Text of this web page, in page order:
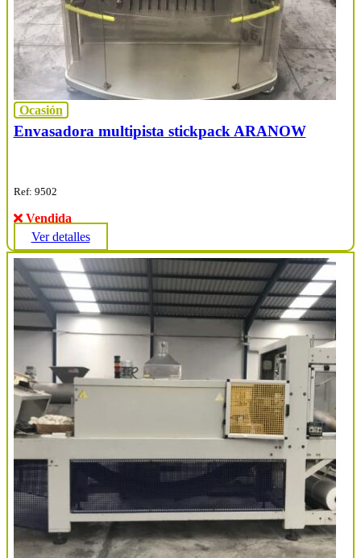
Ocasión
Envasadora multipista stickpack ARANOW
Ref: 9502
Vendida
Ver detalles